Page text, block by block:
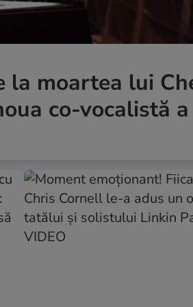
la moartea lui
co-vocalistă a